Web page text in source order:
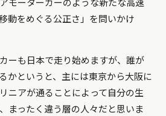
モーターカーのような新たな高速
動をめぐる公正さ」を問いかけ
ーも日本で走り始めますが、誰が
かというと、主には東京から大阪に
ニアが通ることによって自分の生
まったく違う層の人々だと思いま